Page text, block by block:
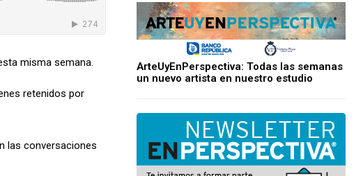
misma semana.
retenidos por
las conversaciones
ArteUyEnPerspectiva: Todas las semanas
un nuevo artista en nuestro estudio